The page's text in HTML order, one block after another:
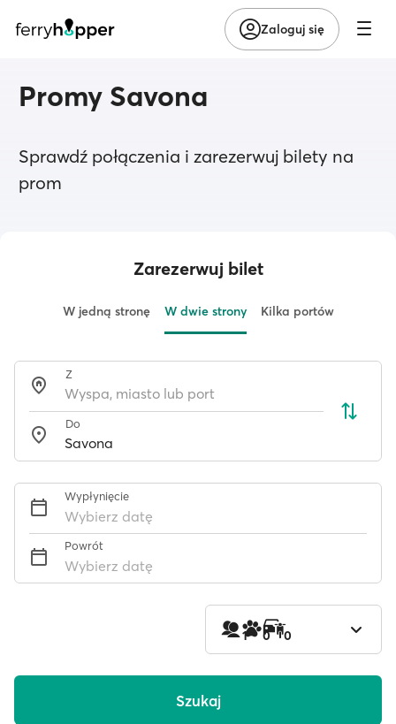
Zaloguj się
Promy Savona
Sprawdź połączenia i zarezerwuj bilety na
prom
Zarezerwuj bilet
W jedną stronę W dwie strony Kilka portów
Z
Do
Wypłynięcie
Wybierz datę
Powrót
Wybierz datę
1 0 0
Szukaj